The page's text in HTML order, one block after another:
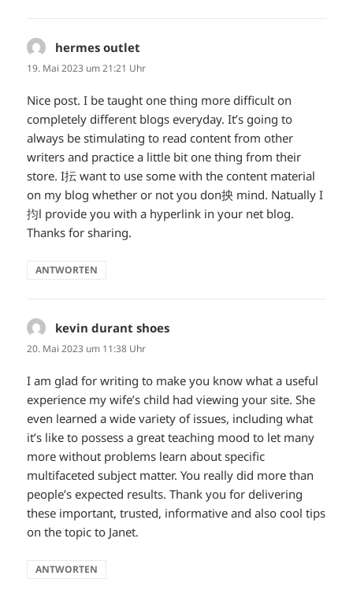
hermes outlet
19. Mai 2023 um 21:21 Uhr
Nice post. I be taught one thing more difficult on
completely different blogs everyday. It’s going to
always be stimulating to read content from other
writers and practice a little bit one thing from their
store. I抎 want to use some with the content material
on my blog whether or not you don抰 mind. Natually I
抣l provide you with a hyperlink in your net blog.
Thanks for sharing.
ANTWORTEN
kevin durant shoes
20. Mai 2023 um 11:38 Uhr
I am glad for writing to make you know what a useful
experience my wife’s child had viewing your site. She
even learned a wide variety of issues, including what
it’s like to possess a great teaching mood to let many
more without problems learn about specific
multifaceted subject matter. You really did more than
people’s expected results. Thank you for delivering
these important, trusted, informative and also cool tips
on the topic to Janet.
ANTWORTEN